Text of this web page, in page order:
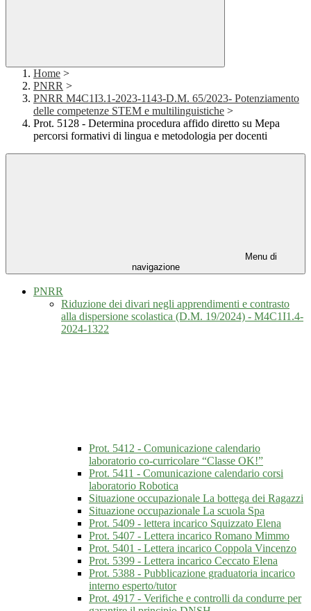
Home >
PNRR >
PNRR M4C1I3.1-2023-1143-D.M. 65/2023- Potenziamento
delle competenze STEM e multilinguistiche >
Prot. 5128 - Determina procedura affido diretto su Mepa
percorsi formativi di lingua e metodologia per docenti
Menu di
navigazione
PNRR
Riduzione dei divari negli apprendimenti e contrasto
alla dispersione scolastica (D.M. 19/2024) - M4C1I1.4-
2024-1322
Prot. 5412 - Comunicazione calendario
laboratorio co-curricolare “Classe OK!”
Prot. 5411 - Comunicazione calendario corsi
laboratorio Robotica
Situazione occupazionale La bottega dei Ragazzi
Situazione occupazionale La scuola Spa
Prot. 5409 - lettera incarico Squizzato Elena
Prot. 5407 - Lettera incarico Romano Mimmo
Prot. 5401 - Lettera incarico Coppola Vincenzo
Prot. 5399 - Lettera incarico Ceccato Elena
Prot. 5388 - Pubblicazione graduatoria incarico
interno esperto/tutor
Prot. 4917 - Verifiche e controlli da condurre per